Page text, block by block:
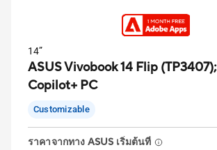
14”
ASUS Vivobook 14 Flip (TP3407);
Copilot+ PC
Customizable
ราคาจากทาง ASUS เริ่มต้นที่